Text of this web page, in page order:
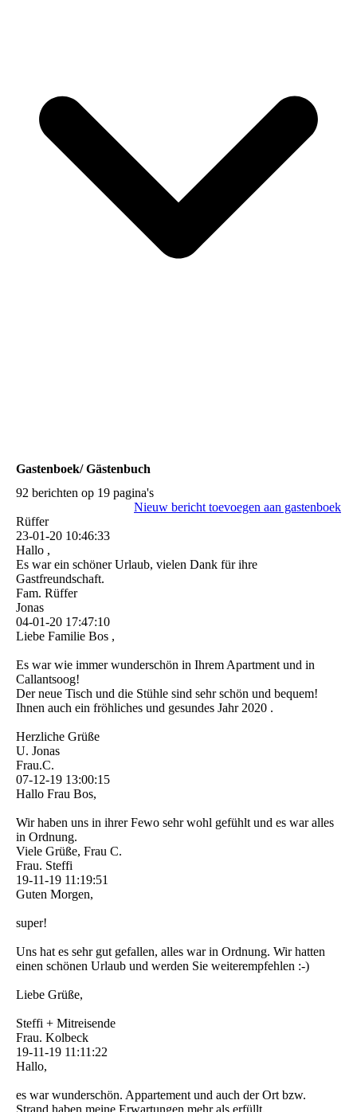
Gastenboek/ Gästenbuch
92 berichten op 19 pagina's
Nieuw bericht toevoegen aan gastenboek
Rüffer
23-01-20 10:46:33
Hallo ,
Es war ein schöner Urlaub, vielen Dank für ihre
Gastfreundschaft.
Fam. Rüffer
Jonas
04-01-20 17:47:10
Liebe Familie Bos ,
Es war wie immer wunderschön in Ihrem Apartment und in
Callantsoog!
Der neue Tisch und die Stühle sind sehr schön und bequem!
Ihnen auch ein fröhliches und gesundes Jahr 2020 .
Herzliche Grüße
U. Jonas
Frau.C.
07-12-19 13:00:15
Hallo Frau Bos,
Wir haben uns in ihrer Fewo sehr wohl gefühlt und es war alles
in Ordnung.
Viele Grüße, Frau C.
Frau. Steffi
19-11-19 11:19:51
Guten Morgen,
super!
Uns hat es sehr gut gefallen, alles war in Ordnung. Wir hatten
einen schönen Urlaub und werden Sie weiterempfehlen :-)
Liebe Grüße,
Steffi + Mitreisende
Frau. Kolbeck
19-11-19 11:11:22
Hallo,
es war wunderschön. Appartement und auch der Ort bzw.
Strand haben meine Erwartungen mehr als erfüllt.